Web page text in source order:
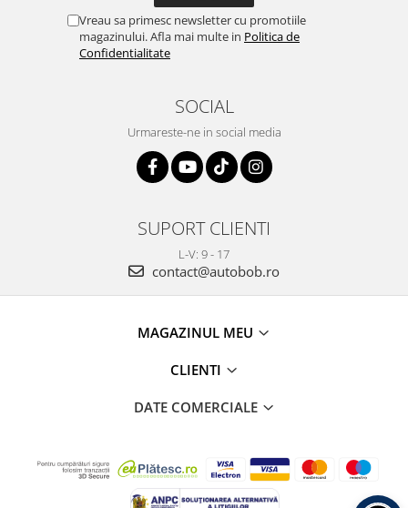
Vreau sa primesc newsletter cu promotiile
magazinului. Afla mai multe in Politica de
Confidentialitate
SOCIAL
Urmareste-ne in social media
SUPORT CLIENTI
L-V: 9 - 17
contact@autobob.ro
MAGAZINUL MEU
CLIENTI
DATE COMERCIALE